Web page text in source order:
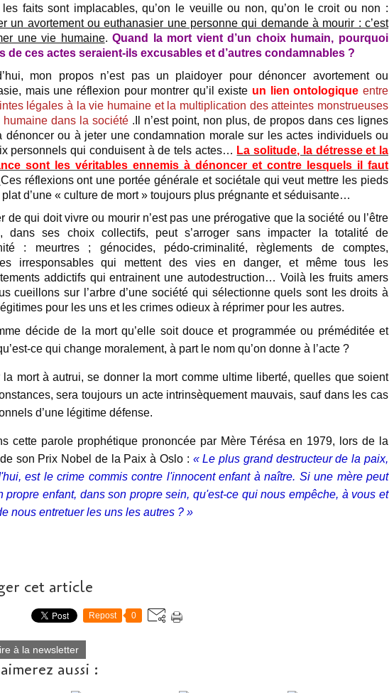
faits sont implacables, qu’on le veuille ou non, qu’on le croit ou non :
un avortement ou euthanasier une personne qui demande à mourir : c’est
une vie humaine. Quand la mort vient d’un choix humain, pourquoi
de ces actes seraient-ils excusables et d’autres condamnables ?
mon propos n’est pas un plaidoyer pour dénoncer avortement ou
mais une réflexion pour montrer qu’il existe un lien ontologique entre
légales à la vie humaine et la multiplication des atteintes monstrueuses
dans la société .Il n’est point, non plus, de propos dans ces lignes
dénoncer ou à jeter une condamnation morale sur les actes individuels ou
personnels qui conduisent à de tels actes… La solitude, la détresse et la
sont les véritables ennemis à dénoncer et contre lesquels il faut
Ces réflexions ont une portée générale et sociétale qui veut mettre les pieds
d’une « culture de mort » toujours plus prégnante et séduisante…
de qui doit vivre ou mourir n’est pas une prérogative que la société ou l’être
dans ses choix collectifs, peut s’arroger sans impacter la totalité de
: meurtres ; génocides, pédo-criminalité, règlements de comptes,
irresponsables qui mettent des vies en danger, et même tous les
addictifs qui entrainent une autodestruction… Voilà les fruits amers
cueillons sur l’arbre d’une société qui sélectionne quels sont les droits à
pour les uns et les crimes odieux à réprimer pour les autres.
décide de la mort qu’elle soit douce et programmée ou préméditée et
ce qui change moralement, à part le nom qu’on donne à l’acte ?
la mort à autrui, se donner la mort comme ultime liberté, quelles que soient
sera toujours un acte intrinsèquement mauvais, sauf dans les cas
d’une légitime défense.
cette parole prophétique prononcée par Mère Térésa en 1979, lors de la
son Prix Nobel de la Paix à Oslo : « Le plus grand destructeur de la paix,
est le crime commis contre l'innocent enfant à naître. Si une mère peut
propre enfant, dans son propre sein, qu'est-ce qui nous empêche, à vous et
nous entretuer les uns les autres ? »
cet article
Repost 0
à la newsletter
aussi :